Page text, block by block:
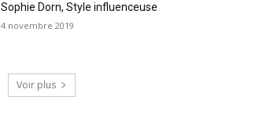
Sophie Dorn, Style influenceuse
4 novembre 2019
Voir plus